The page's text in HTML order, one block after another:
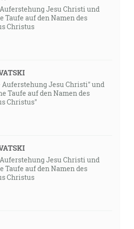
Jesu Christi und
Taufe auf den Namen des
Christus
Auferstehung Jesu Christi" und
Taufe auf den Namen des
Christus"
Jesu Christi und
Taufe auf den Namen des
Christus